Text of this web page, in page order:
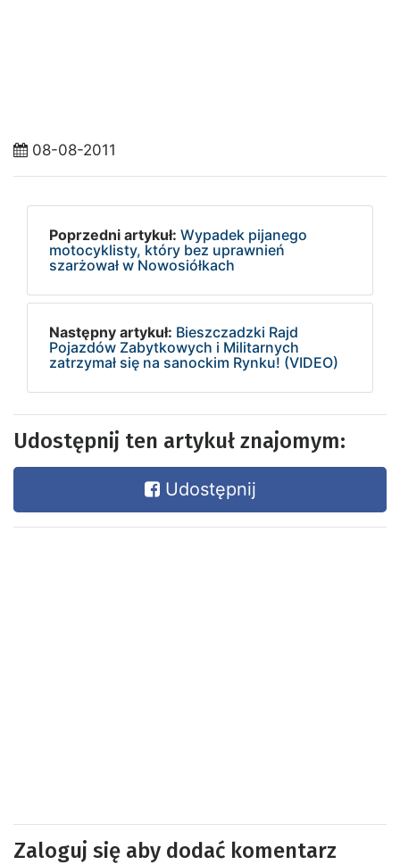
08-08-2011
Poprzedni artykuł: Wypadek pijanego
motocyklisty, który bez uprawnień
szarżował w Nowosiółkach
Następny artykuł: Bieszczadzki Rajd
Pojazdów Zabytkowych i Militarnych
zatrzymał się na sanockim Rynku! (VIDEO)
Udostępnij ten artykuł znajomym:
Udostępnij
Zaloguj się aby dodać komentarz